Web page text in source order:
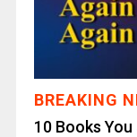
BREAKING
10 Books